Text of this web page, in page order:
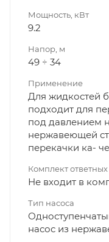
Мощность, кВт
9.2
Напор, м
49 ÷ 34
Применение
Для жидкостей
подходит для
под давлением
нержавеющей
перекачки ка-
Комплект
Не входит в
Тип насоса
насос из